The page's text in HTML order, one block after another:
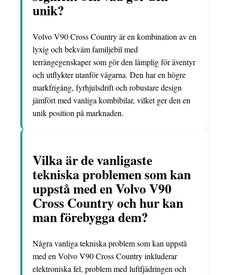
unik?
Volvo V90 Cross Country är en kombination av en
lyxig och bekväm familjebil med
terrängegenskaper som gör den lämplig för äventyr
och utflykter utanför vägarna. Den har en högre
markfrigång, fyrhjulsdrift och robustare design
jämfört med vanliga kombibilar, vilket ger den en
unik position på marknaden.
Vilka är de vanligaste
tekniska problemen som kan
uppstå med en Volvo V90
Cross Country och hur kan
man förebygga dem?
Några vanliga tekniska problem som kan uppstå
med en Volvo V90 Cross Country inkluderar
elektroniska fel, problem med luftfjädringen och